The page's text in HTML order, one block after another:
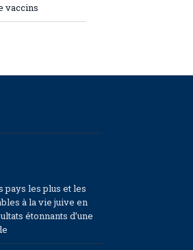
vaccins
pays les plus et les
à la vie juive en
étonnants d’une